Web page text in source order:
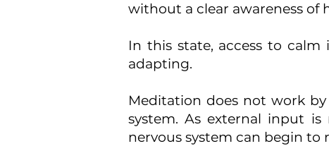
without a clear awareness of
In this state, access to
adapting.
Meditation does not work
system. As external input
nervous system can begin to